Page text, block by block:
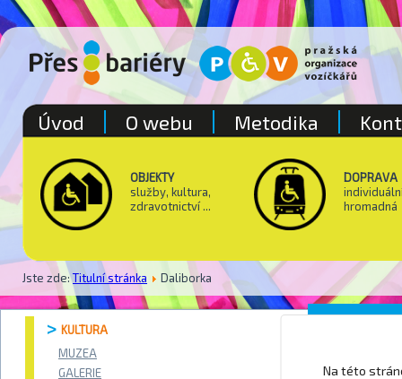
OBJEKTY
služby, kultura,
zdravotnictví ...
DOPRAVA
hromadná
Jste zde:Titulní stránka Daliborka
Úvod O webu Metodika
KULTURA
MUZEA
GALERIE
Na této